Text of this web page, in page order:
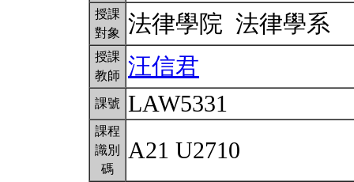
授課
對象
法律學院 法律學系
授課
教師
汪信君
課號 LAW5331
課程
識別
碼
A21 U2710